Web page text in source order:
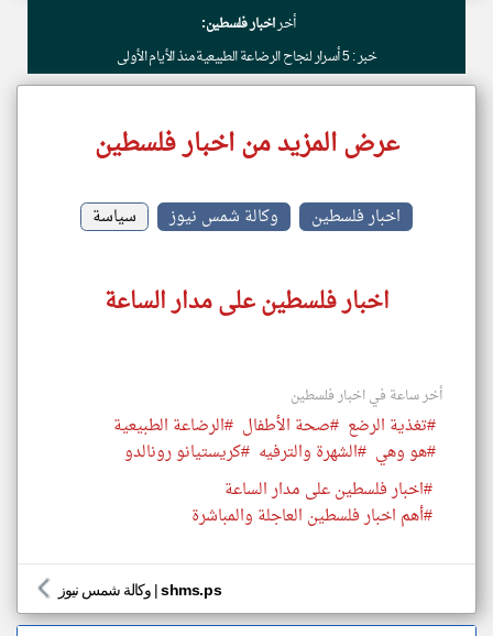
أخراخبار فلسطين:
خبر : 5 أسرار لنجاح الرضاعة الطبيعية منذ الأيام الأولى
عرض المزيد من اخبار فلسطين
اخبار فلسطين وكالة شمس نيوز سياسة
اخبار فلسطين على مدار الساعة
أخر ساعة في اخبار فلسطين
#تغذية الرضع #صحة الأطفال #الرضاعة الطبيعية
#هو وهي #الشهرة والترفيه #كريستيانو رونالدو
#اخبار فلسطين على مدار الساعة
#أهم اخبار فلسطين العاجلة والمباشرة
وكالة شمس نيوز |shms.ps